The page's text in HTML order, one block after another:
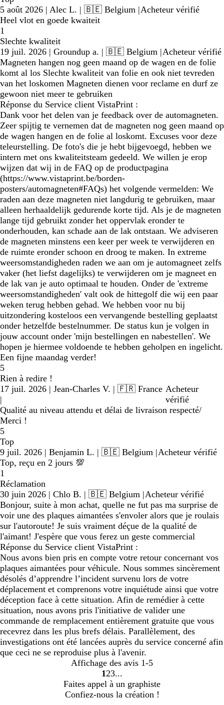
5 août 2026 | Alec L. | 🇧🇪 Belgium |Acheteur vérifié
Heel vlot en goede kwaiteit
1
Slechte kwaliteit
19 juil. 2026 | Groundup a. | 🇧🇪 Belgium |Acheteur vérifié
Magneten hangen nog geen maand op de wagen en de folie
komt al los Slechte kwaliteit van folie en ook niet tevreden
van het loskomen Magneten dienen voor reclame en durf ze
gewoon niet meer te gebruiken
Réponse du Service client VistaPrint :
Dank voor het delen van je feedback over de automagneten.
Zeer spijtig te vernemen dat de magneten nog geen maand op
de wagen hangen en de folie al loskomt. Excuses voor deze
teleurstelling. De foto's die je hebt bijgevoegd, hebben we
intern met ons kwaliteitsteam gedeeld. We willen je erop
wijzen dat wij in de FAQ op de productpagina
(https://www.vistaprint.be/borden-
posters/automagneten#FAQs) het volgende vermelden: We
raden aan deze magneten niet langdurig te gebruiken, maar
alleen herhaaldelijk gedurende korte tijd. Als je de magneten
lange tijd gebruikt zonder het oppervlak eronder te
onderhouden, kan schade aan de lak ontstaan. We adviseren
de magneten minstens een keer per week te verwijderen en
de ruimte eronder schoon en droog te maken. In extreme
weersomstandigheden raden we aan om je automagneet zelfs
vaker (het liefst dagelijks) te verwijderen om je magneet en
de lak van je auto optimaal te houden. Onder de 'extreme
weersomstandigheden' valt ook de hittegolf die wij een paar
weken terug hebben gehad. We hebben voor nu bij
uitzondering kosteloos een vervangende bestelling geplaatst
onder hetzelfde bestelnummer. De status kun je volgen in
jouw account onder 'mijn bestellingen en nabestellen'. We
hopen je hiermee voldoende te hebben geholpen en ingelicht.
Een fijne maandag verder!
5
Rien à redire !
17 juil. 2026 | Jean-Charles V. | 🇫🇷 France
|
Acheteur
vérifié
Qualité au niveau attendu et délai de livraison respecté/
Merci !
5
Top
9 juil. 2026 | Benjamin L. | 🇧🇪 Belgium |Acheteur vérifié
Top, reçu en 2 jours 💯
1
Réclamation
30 juin 2026 | Chlo B. | 🇧🇪 Belgium |Acheteur vérifié
Bonjour, suite à mon achat, quelle ne fut pas ma surprise de
voir une des plaques aimantées s'envoler alors que je roulais
sur l'autoroute! Je suis vraiment déçue de la qualité de
l'aimant! J'espère que vous ferez un geste commercial
Réponse du Service client VistaPrint :
Nous avons bien pris en compte votre retour concernant vos
plaques aimantées pour véhicule. Nous sommes sincèrement
désolés d’apprendre l’incident survenu lors de votre
déplacement et comprenons votre inquiétude ainsi que votre
déception face à cette situation. Afin de remédier à cette
situation, nous avons pris l'initiative de valider une
commande de remplacement entièrement gratuite que vous
recevrez dans les plus brefs délais. Parallèlement, des
investigations ont été lancées auprès du service concerné afin
que ceci ne se reproduise plus à l'avenir.
Affichage des avis 1-5
Accéder
à
la
1 Accéder
à
la
2 Accéder
à
la
3
Faites appel à un graphiste
Confiez-nous la création !